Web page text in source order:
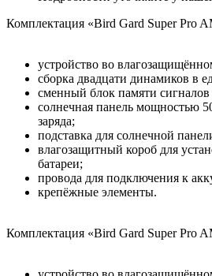
Комплектация «Bird Gard Super Pro
устройство во
сборка двадцати динамиков в
сменный блок памяти
солнечная панель мощностью
заряда;
подставка для солнечной
влагозащитный короб для
батареи;
провода для подключения к
крепёжные элементы.
Комплектация «Bird Gard Super Pro